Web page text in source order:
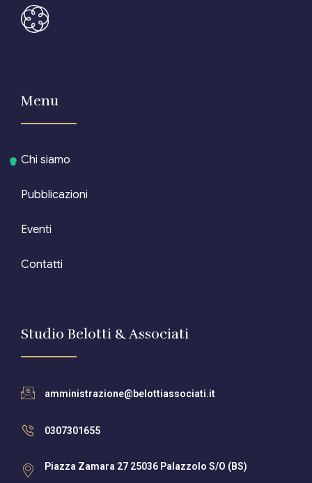
Menu
Chi siamo
Pubblicazioni
Eventi
Contatti
Studio Belotti & Associati
amministrazione@belottiassociati.it
0307301655
Piazza Zamara 27 25036 Palazzolo S/O (BS)